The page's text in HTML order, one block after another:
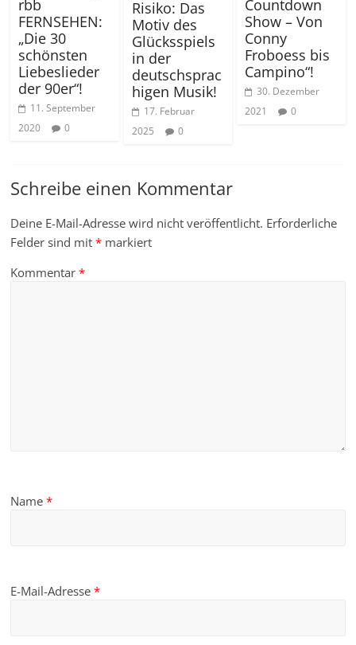
rbb
FERNSEHEN:
„Die 30
schönsten
Liebeslieder
der 90er“!
11. September
2020
0
Risiko: Das
Motiv des
Glücksspiels
in der
deutschsprac
higen Musik!
17. Februar
2025
0
Countdown
Show – Von
Conny
Froboess bis
Campino“!
30. Dezember
2021
0
Schreibe einen Kommentar
Deine E-Mail-Adresse wird nicht veröffentlicht. Erforderliche
Felder sind mit* markiert
Kommentar*
Name*
E-Mail-Adresse*